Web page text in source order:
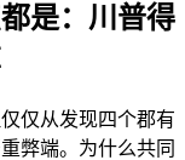
是：川普得
仅从发现四个郡有
弊端。为什么共同